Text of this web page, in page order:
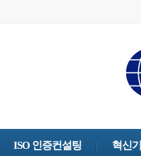
ISO 인증컨설팅 혁신